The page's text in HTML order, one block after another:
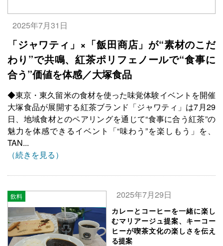
2025年7月31日
「ジャワティ」×「飯田商店」が“素材のこだ
わり”で共鳴、紅茶ポリフェノールで“食事に
合う”価値を体感／大塚食品
◆東京・東久留米の食材を使った味覚体験イベントを開催
大塚食品が展開する紅茶ブランド「ジャワティ」は7月29
日、地域食材とのペアリングを通じて“食事に合う紅茶”の
魅力を体感できるイベント「“味わう”を楽しもう」を、
TAN...
（続きを見る）
飲料 2025年7月29日
カレーとコーヒーを一緒に楽し
むマリアージュ提案、キーコー
ヒーが喫茶文化の楽しさを伝え
る提案